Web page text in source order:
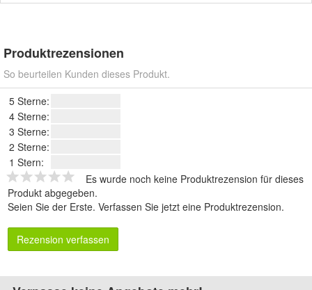
Produktrezensionen
So beurteilen Kunden dieses Produkt.
5 Sterne:
4 Sterne:
3 Sterne:
2 Sterne:
1 Stern:
Es wurde noch keine Produktrezension für dieses
Produkt abgegeben.
Seien Sie der Erste. Verfassen Sie jetzt eine Produktrezension.
Rezension verfassen